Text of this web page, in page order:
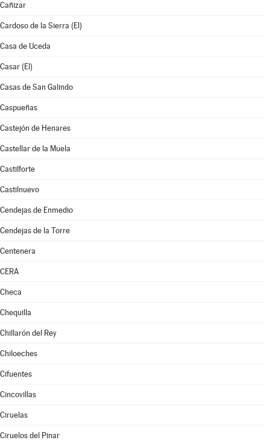
Cañizar
Cardoso de la Sierra (El)
Casa de Uceda
Casar (El)
Casas de San Galindo
Caspueñas
Castejón de Henares
Castellar de la Muela
Castilforte
Castilnuevo
Cendejas de Enmedio
Cendejas de la Torre
Centenera
CERA
Checa
Chequilla
Chillarón del Rey
Chiloeches
Cifuentes
Cincovillas
Ciruelas
Ciruelos del Pinar